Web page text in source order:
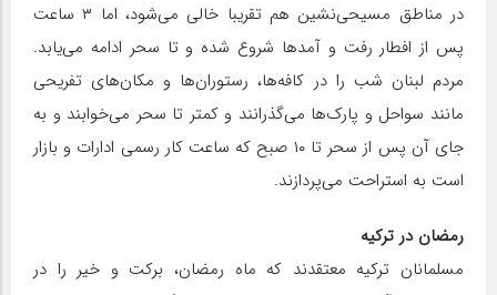
در مناطق مسیحی‌نشین هم تقریبا خالی می‌شود، اما ۳ ساعت
پس از افطار رفت و آمد‌ها شروع شده و تا سحر ادامه می‌یابد.
مردم لبنان شب را در کافه‌ها، رستوران‌ها و مکان‌های تفریحی
مانند سواحل و پارک‌ها می‌گذرانند و کمتر تا سحر می‌خوابند و به
جای آن پس از سحر تا ۱۰ صبح که ساعت کار رسمی ادارات و بازار
است به استراحت می‌پردازند.
رمضان در ترکیه
مسلمانان ترکیه معتقدند که ماه رمضان، برکت و خیر را در